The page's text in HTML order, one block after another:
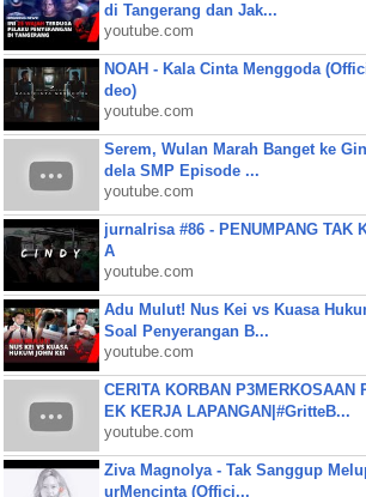
di Tangerang dan Jak...
youtube.com
NOAH - Kala Cinta Menggoda
deo)
youtube.com
Serem, Wulan Marah Banget ke
dela SMP Episode ...
youtube.com
jurnalrisa #86 - PENUMPANG TAK
A
youtube.com
Adu Mulut! Nus Kei vs Kuasa
Soal Penyerangan B...
youtube.com
CERITA KORBAN P3MERKOSAAN
EK KERJA LAPANGAN|#GritteB...
youtube.com
Ziva Magnolya - Tak Sanggup
urMencinta (Offici...